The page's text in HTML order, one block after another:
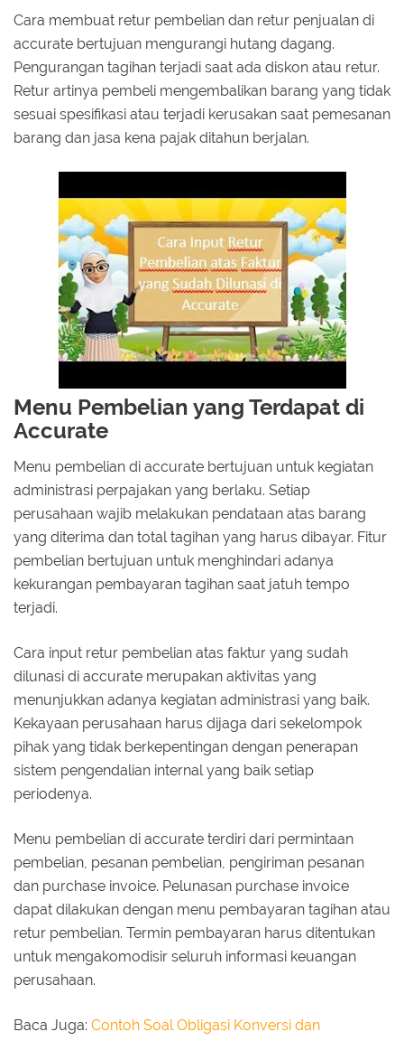
Cara membuat retur pembelian dan retur penjualan di
accurate bertujuan mengurangi hutang dagang.
Pengurangan tagihan terjadi saat ada diskon atau retur.
Retur artinya pembeli mengembalikan barang yang tidak
sesuai spesifikasi atau terjadi kerusakan saat pemesanan
barang dan jasa kena pajak ditahun berjalan.
Menu Pembelian yang Terdapat di
Accurate
Menu pembelian di accurate bertujuan untuk kegiatan
administrasi perpajakan yang berlaku. Setiap
perusahaan wajib melakukan pendataan atas barang
yang diterima dan total tagihan yang harus dibayar. Fitur
pembelian bertujuan untuk menghindari adanya
kekurangan pembayaran tagihan saat jatuh tempo
terjadi.
Cara input retur pembelian atas faktur yang sudah
dilunasi di accurate merupakan aktivitas yang
menunjukkan adanya kegiatan administrasi yang baik.
Kekayaan perusahaan harus dijaga dari sekelompok
pihak yang tidak berkepentingan dengan penerapan
sistem pengendalian internal yang baik setiap
periodenya.
Menu pembelian di accurate terdiri dari permintaan
pembelian, pesanan pembelian, pengiriman pesanan
dan purchase invoice. Pelunasan purchase invoice
dapat dilakukan dengan menu pembayaran tagihan atau
retur pembelian. Termin pembayaran harus ditentukan
untuk mengakomodisir seluruh informasi keuangan
perusahaan.
Baca Juga: Contoh Soal Obligasi Konversi dan